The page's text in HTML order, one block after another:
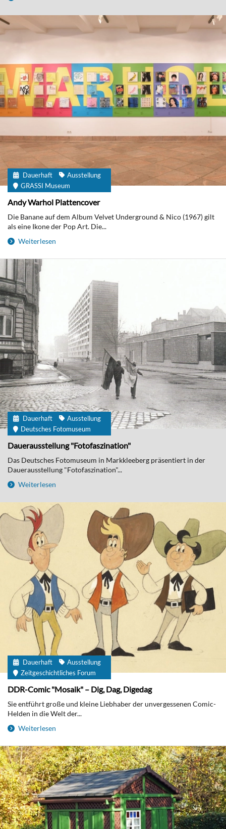
Dauerhaft
Ausstellung
GRASSI Museum
Andy Warhol Plattencover
Die Banane auf dem Album Velvet Underground & Nico (1967) gilt
als eine Ikone der Pop Art. Die...
Weiterlesen
Dauerhaft
Ausstellung
Deutsches Fotomuseum
Dauerausstellung "Fotofaszination"
Das Deutsches Fotomuseum in Markkleeberg präsentiert in der
Dauerausstellung "Fotofaszination"...
Weiterlesen
Dauerhaft
Ausstellung
Zeitgeschichtliches Forum
DDR-Comic "Mosaik" – Dig, Dag, Digedag
Sie entführt große und kleine Liebhaber der unvergessenen Comic-
Helden in die Welt der...
Weiterlesen